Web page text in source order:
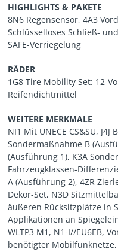
HIGHLIGHTS & PAKETE
8N6 Regensensor, 4A3
Schlüsselloses Schließ-
SAFE-Verriegelung
RÄDER
1G8 Tire Mobility Set: 12-
Reifendichtmittel
WEITERE MERKMALE
NI1 Mit UNECE CS&SU, J4J
Sondermaßnahme B
(Ausführung 1), K3A
Fahrzeugklassen-
A (Ausführung 2), 4ZR
Dekor-Set, N3D
äußeren Rücksitzplätze in
Applikationen an
WLTP3 M1, N1-I//EU6EB,
benötigter Mobilfunknetze,